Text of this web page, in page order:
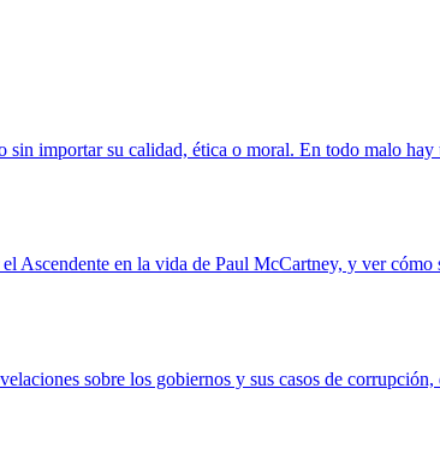
importar su calidad, ética o moral. En todo malo hay
en la vida de Paul McCartney, y ver cómo
sobre los gobiernos y sus casos de corrupción,